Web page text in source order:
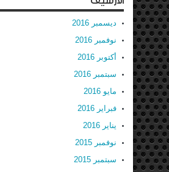
ديسمبر 2016
نوفمبر 2016
أكتوبر 2016
سبتمبر 2016
مايو 2016
فبراير 2016
يناير 2016
نوفمبر 2015
سبتمبر 2015